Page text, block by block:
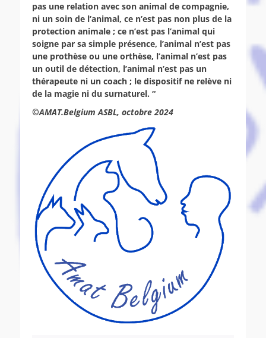
pas une relation avec son animal de compagnie,
ni un soin de l’animal, ce n’est pas non plus de la
protection animale ; ce n’est pas l’animal qui
soigne par sa simple présence, l’animal n’est pas
une prothèse ou une orthèse, l’animal n’est pas
un outil de détection, l’animal n’est pas un
thérapeute ni un coach ; le dispositif ne relève ni
de la magie ni du surnaturel. “
©AMAT.Belgium ASBL, octobre 2024